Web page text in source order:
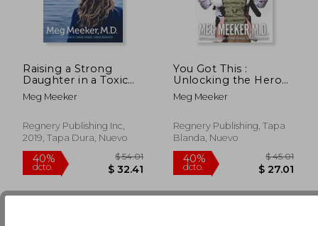
40%
dcto.
$ 47.26 40%
dcto.
Raising a Strong
Daughter in a Toxic
Culture: 11 Steps to
Keep her Happy,
Inglés)
Meg Meeker
Regnery Publishing Inc,
2019, Tapa Dura, Nuevo
You Got This :
Unlocking the Hero
Dad Within (en
Inglés)
Meg Meeker
Regnery Publishing, Tapa
Blanda, Nuevo